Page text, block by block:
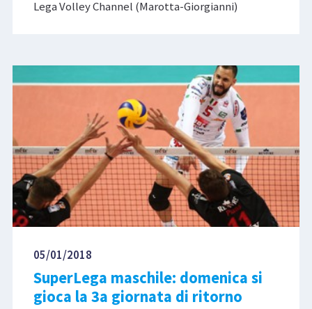
Lega Volley Channel (Marotta-Giorgianni)
05/01/2018
SuperLega maschile: domenica si
gioca la 3a giornata di ritorno